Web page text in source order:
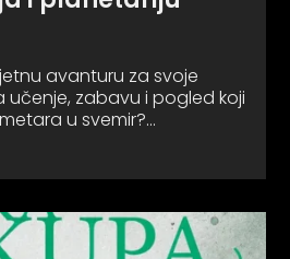
avanturu za svoje
učenje, zabavu i pogled koji
u svemir?…